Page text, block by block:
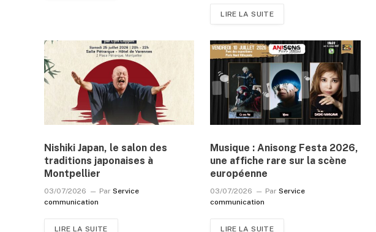
LIRE LA SUITE
Nishiki Japan, le salon des
traditions japonaises à
Montpellier
03/07/2026 Par Service
communication
LIRE LA SUITE
Musique : Anisong Festa 2026,
une affiche rare sur la scène
européenne
03/07/2026 Par Service
communication
LIRE LA SUITE